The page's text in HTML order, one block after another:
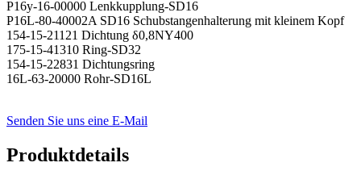
P16y-16-00000 Lenkkupplung-SD16
P16L-80-40002A SD16 Schubstangenhalterung mit kleinem Kopf
154-15-21121 Dichtung δ0,8NY400
175-15-41310 Ring-SD32
154-15-22831 Dichtungsring
16L-63-20000 Rohr-SD16L
Senden Sie uns eine E-Mail
Produktdetails